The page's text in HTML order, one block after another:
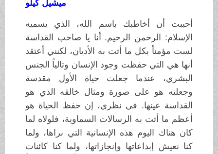
ميشيل كيلو
أحببت أن أخاطبك باسم الله، الذي يسميه
الإسلام: الرحمن الرحيم. أنا يا صاحب القداسة
لست مؤمناً بكل ما أتت به الأديان، لكنني أعتقد
أنها هي التي حفظت وجود الإنسان وتالياً الجنس
البشري، عندما جعلت حياة الأول مقدسة
وجعلته هو على صورة ومثال خالقه الذي هو
القداسة عينها. في نظري، إن حفظ الحياة هو
أعظم ما أتت به الرسالات السماوية، فلولاه لما
كان هناك اليوم هذه الإنسانية التي نراها، ولما
كنا نعيش إبداعاتها وإنجازاتها، ولما كنا كائنات